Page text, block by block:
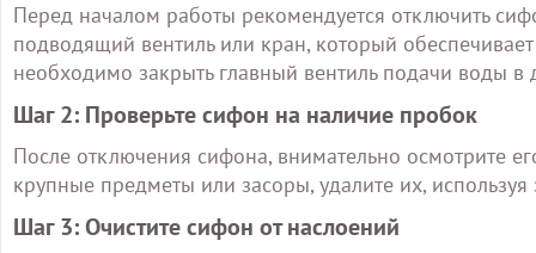
Перед началом работы рекомендуется отключить
подводящий вентиль или кран, который
необходимо закрыть главный вентиль подачи воды в
Шаг 2: Проверьте сифон на наличие пробок
После отключения сифона, внимательно осмотрите
крупные предметы или засоры, удалите их,
Шаг 3: Очистите сифон от наслоений